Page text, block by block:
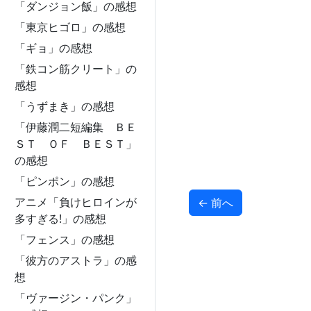
「ダンジョン飯」の感想
「東京ヒゴロ」の感想
「ギョ」の感想
「鉄コン筋クリート」の
感想
「うずまき」の感想
「伊藤潤二短編集 ＢＥ
ＳＴ ＯＦ ＢＥＳＴ」
の感想
「ピンポン」の感想
アニメ「負けヒロインが
多すぎる!」の感想
「フェンス」の感想
「彼方のアストラ」の感
想
「ヴァージン・パンク」
← 前へ